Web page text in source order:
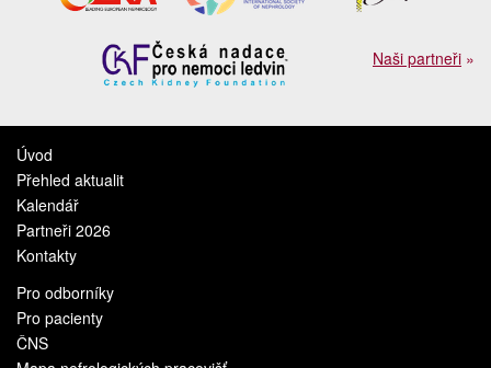
Naši partneři »
Úvod
Přehled aktualit
Kalendář
Partneři 2026
Kontakty
Pro odborníky
Pro pacienty
ČNS